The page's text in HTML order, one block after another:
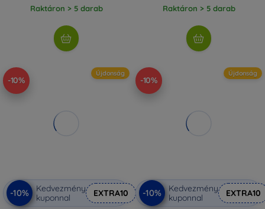
Raktáron > 5 darab Raktáron > 5 darab
-10%
Újdonság
-10%
Kedvezmény
kuponnal
EXTRA10
-10%
Újdonság
-10%
Kedvezmény
kuponnal
EXTRA10